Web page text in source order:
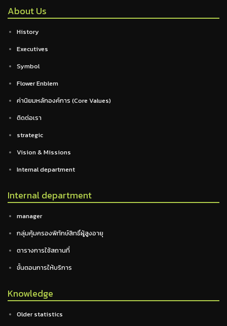
About Us
History
Executives
Symbol
Flower Enblem
ค่านิยมหลักองค์การ (Core Values)
ติดต่อเรา
strategic
Vision & Missions
Internal department
Internal department
manager
กลุ่มคุ้มครองพิทักษ์สิทธิ์ผู้สูงอายุ
ตารางการใช้สถานที่
ขั้นตอนการให้บริการ
Knowledge
Older statistics